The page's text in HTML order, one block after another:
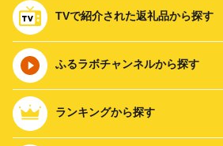
TVで紹介された返礼品から探す
ふるラボチャンネルから探す
ランキングから探す